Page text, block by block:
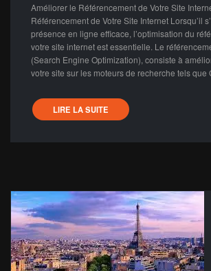
Améliorer le Référencement de Votre Site
Référencement de Votre Site Internet Lorsqu’il
présence en ligne efficace, l’optimisation du
votre site internet est essentielle. Le
(Search Engine Optimization), consiste à
votre site sur les moteurs de recherche tels
LIRE LA SUITE